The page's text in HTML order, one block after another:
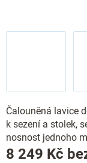
Čalouněná lavice
k sezení a stolek,
nosnost jednoho
8 249 Kč